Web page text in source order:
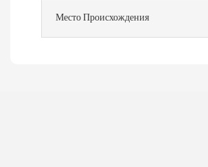
Место Происхождения